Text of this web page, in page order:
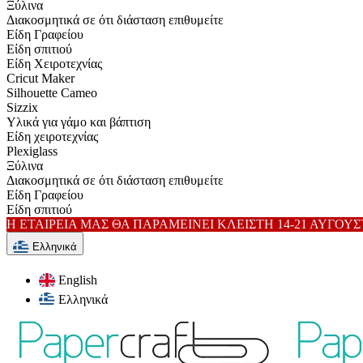
Ξύλινα
Διακοσμητικά σε ότι διάσταση επιθυμείτε
Είδη Γραφείου
Είδη σπιτιού
Είδη Xειροτεχνίας
Cricut Maker
Silhouette Cameo
Sizzix
Υλικά για γάμο και βάπτιση
Είδη χειροτεχνίας
Plexiglass
Ξύλινα
Διακοσμητικά σε ότι διάσταση επιθυμείτε
Είδη Γραφείου
Είδη σπιτιού
Η ΕΤΑΙΡΕΙΑ ΜΑΣ ΘΑ ΠΑΡΑΜΕΙΝΕΙ ΚΛΕΙΣΤΗ 14-21
Ελληνικά
English
Ελληνικά